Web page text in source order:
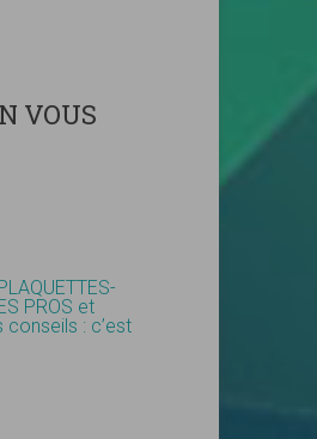
VOUS
PROS et
conseils : c’est